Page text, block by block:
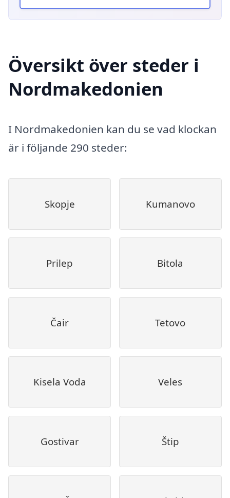
Översikt över steder i
Nordmakedonien
I Nordmakedonien kan du se vad klockan
är i följande 290 steder:
Skopje Kumanovo
Prilep Bitola
Čair Tetovo
Kisela Voda Veles
Gostivar Štip